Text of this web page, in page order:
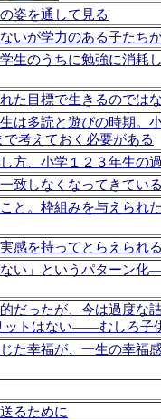
姿を通して見る
いが学力のある子たち
生のうちに勉強に消耗
目標で生きるのでは
多読と遊びの時期。
考えておく必要がある
方、小学１２３年生の
しなくなってきてい
と。枠組みを与えられ
を持ってとらえられ
い」というパターン
ったが、今は過度な
トはない――むしろ子
た幸福が、一生の幸
るために